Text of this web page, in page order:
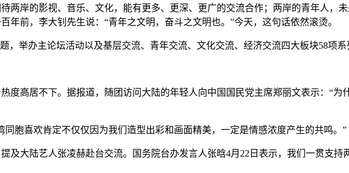
岸的影视、音乐、文化，能有更多、更深、更广的交流合作；两岸的青年人，
前，李大钊先生说：“青年之文明，奋斗之文明也。”今天，这句话依然滚烫。
举办主论坛活动以及基层交流、青年交流、文化交流、经济交流四大板块58项系
高居不下。据报道，随团访问大陆的年轻人向中国国民党主席郑丽文表示：“为
喜欢肯定不仅仅因为我们造型出彩和画面精美，一定是情感浓度产生的共鸣。”
大陆艺人张凌赫赴台交流。国务院台办发言人张晗4月22日表示，我们一贯支持